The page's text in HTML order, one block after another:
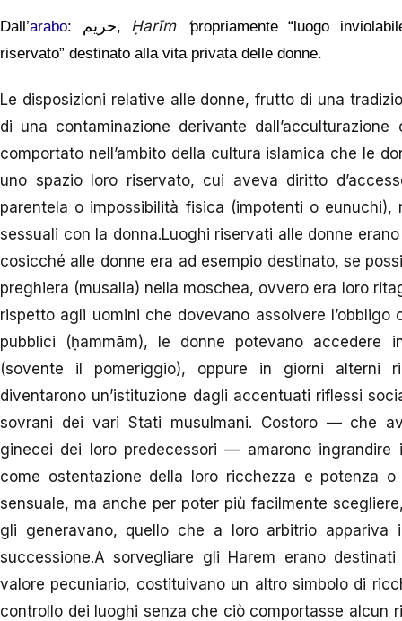
Dall’arabo: حريم, Ḥarīm ‘propriamente “luogo
riservato” destinato alla vita privata delle donne.
Le disposizioni relative alle donne, frutto di una
di una contaminazione derivante
comportato nell’ambito della cultura islamica che le
uno spazio loro riservato, cui aveva diritto
parentela o impossibilità fisica (impotenti o
sessuali con la donna.Luoghi riservati alle donne
cosicché alle donne era ad esempio destinato, se
preghiera (musalla) nella moschea, ovvero era loro
rispetto agli uomini che dovevano assolvere l’obbligo
pubblici (ḥammām), le donne potevano accedere
(sovente il pomeriggio), oppure in giorni alterni
diventarono un’istituzione dagli accentuati riflessi
sovrani dei vari Stati musulmani. Costoro — che
ginecei dei loro predecessori — amarono
come ostentazione della loro ricchezza e potenza
sensuale, ma anche per poter più facilmente
gli generavano, quello che a loro arbitrio
successione.A sorvegliare gli Harem erano
valore pecuniario, costituivano un altro simbolo di
controllo dei luoghi senza che ciò comportasse alcun